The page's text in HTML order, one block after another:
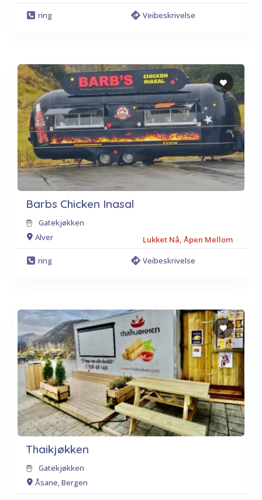
ring
Veibeskrivelse
Barbs Chicken Inasal
Gatekjøkken
Alver
Lukket Nå, Åpen Mellom
ring
Veibeskrivelse
Thaikjøkken
Gatekjøkken
Åsane, Bergen